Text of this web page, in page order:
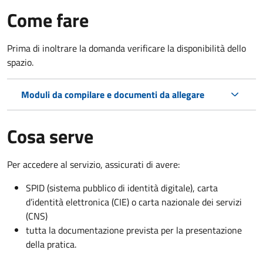
Come fare
Prima di inoltrare la domanda verificare la disponibilità dello
spazio.
Moduli da compilare e documenti da allegare
Cosa serve
Per accedere al servizio, assicurati di avere:
SPID (sistema pubblico di identità digitale), carta
d’identità elettronica (CIE) o carta nazionale dei servizi
(CNS)
tutta la documentazione prevista per la presentazione
della pratica.